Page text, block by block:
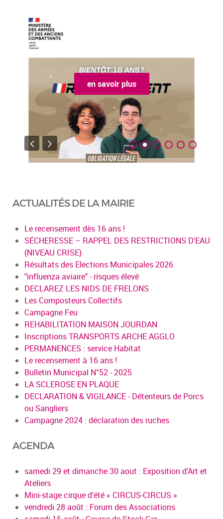
en savoir plus
ACTUALITÉS DE LA MAIRIE
Le recensement dès 16 ans !
SÉCHERESSE – RAPPEL DES RESTRICTIONS D'EAU
(NIVEAU CRISE)
Résultats des Elections Municipales 2026
"influenza aviaire" - risques élevé
DECLAREZ LES NIDS DE FRELONS
Les Composteurs Collectifs
Campagne Feu
REHABILITATION MAISON JOURDAN
Inscriptions TRANSPORTS ARCHE AGGLO
PERMANENCES : service Habitat
Le recensement à 16 ans !
Bulletin Municipal N°52 - 2025
LA SCLEROSE EN PLAQUE
DECLARATION & VIGILANCE - Détenteurs de Porcs
ou Sangliers
Campagne 2024 : déclaration des ruches
AGENDA
samedi 29 et dimanche 30 aout : Exposition d'Art et
Ateliers
Mini-stage cirque d'été « CIRCUS-CIRCUS »
vendredi 28 août : Forum des Associations